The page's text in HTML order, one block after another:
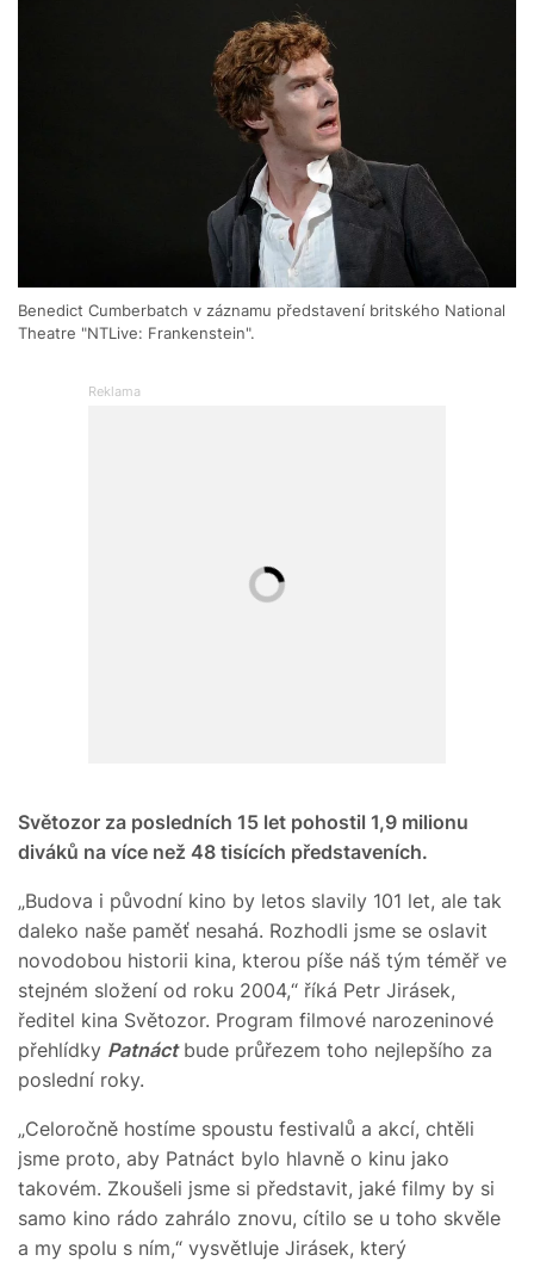
Benedict Cumberbatch v záznamu představení britského National
Theatre "NTLive: Frankenstein".
Světozor za posledních 15 let pohostil 1,9 milionu
diváků na více než 48 tisících představeních.
„Budova i původní kino by letos slavily 101 let, ale tak
daleko naše paměť nesahá. Rozhodli jsme se oslavit
novodobou historii kina, kterou píše náš tým téměř ve
stejném složení od roku 2004,“ říká Petr Jirásek,
ředitel kina Světozor. Program filmové narozeninové
přehlídky Patnáctbude průřezem toho nejlepšího za
poslední roky.
„Celoročně hostíme spoustu festivalů a akcí, chtěli
jsme proto, aby Patnáct bylo hlavně o kinu jako
takovém. Zkoušeli jsme si představit, jaké filmy by si
samo kino rádo zahrálo znovu, cítilo se u toho skvěle
a my spolu s ním,“ vysvětluje Jirásek, který